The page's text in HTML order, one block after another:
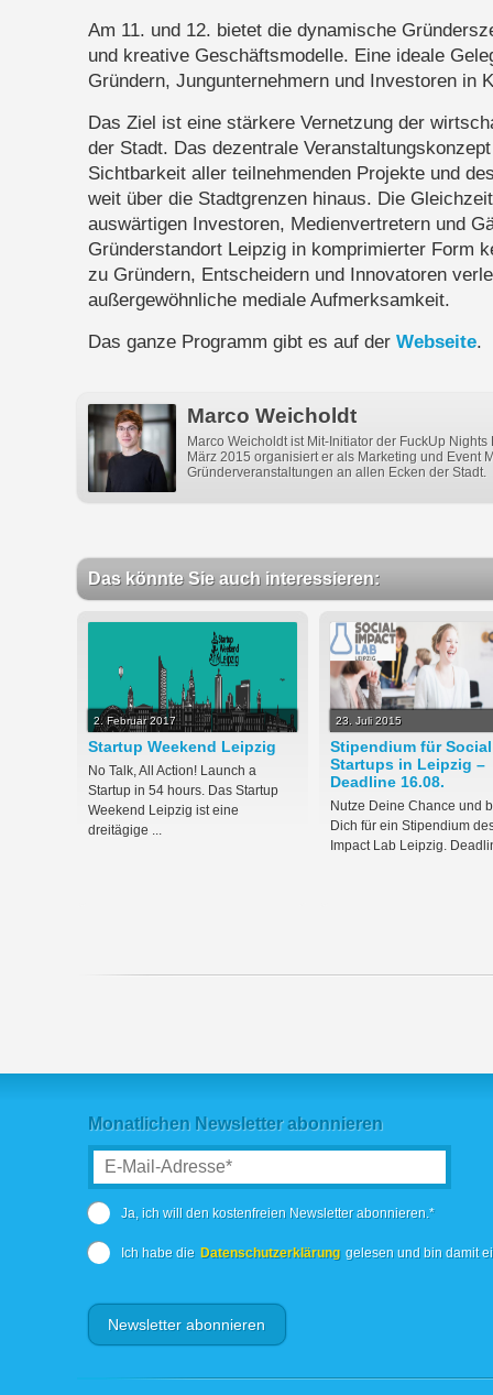
Am 11. und 12. bietet die dynamische
und kreative Geschäftsmodelle. Eine ideale
Gründern, Jungunternehmern und Investoren in
Das Ziel ist eine stärkere Vernetzung der
der Stadt. Das dezentrale
Sichtbarkeit aller teilnehmenden Projekte und
weit über die Stadtgrenzen hinaus. Die
auswärtigen Investoren, Medienvertretern und
Gründerstandort Leipzig in komprimierter Form
zu Gründern, Entscheidern und Innovatoren
außergewöhnliche mediale Aufmerksamkeit.
Das ganze Programm gibt es auf der Webseite.
Marco Weicholdt
Marco Weicholdt ist Mit-Initiator der FuckUp
März 2015 organisiert er als Marketing und Event
Gründerveranstaltungen an allen Ecken der Stadt.
Das könnte Sie auch interessieren:
2. Februar 2017
Startup Weekend Leipzig
No Talk, All Action! Launch a
Startup in 54 hours. Das Startup
Weekend Leipzig ist eine
dreitägige ...
23. Juli 2015
Stipendium für Social
Startups in Leipzig –
Deadline 16.08.
Nutze Deine Chance und
Dich für ein Stipendium
Impact Lab Leipzig.
Monatlichen Newsletter abonnieren
Ja, ich will den kostenfreien Newsletter abonnieren.*
Ich habe die Datenschutzerklärung gelesen und bin damit